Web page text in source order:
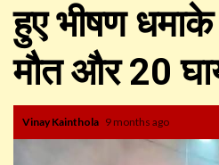
हुए भीषण
मौत और 20
Vinay Kainthola 9 months ago